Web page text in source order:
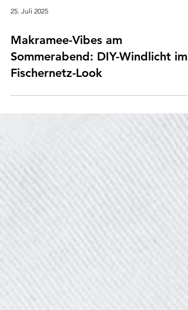
25. Juli 2025
Makramee-Vibes am
Fischernetz-Look